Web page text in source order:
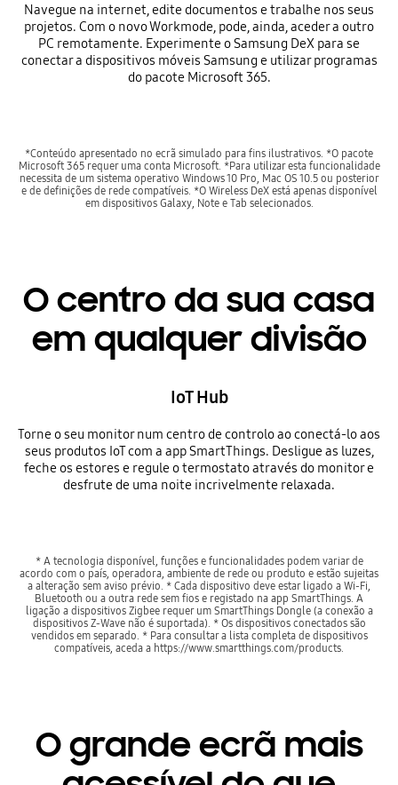
Navegue na internet, edite documentos e trabalhe nos seus
projetos. Com o novo Workmode, pode, ainda, aceder a outro
PC remotamente. Experimente o Samsung DeX para se
conectar a dispositivos móveis Samsung e utilizar programas
do pacote Microsoft 365.
*Conteúdo apresentado no ecrã simulado para fins ilustrativos. *O pacote
Microsoft 365 requer uma conta Microsoft. *Para utilizar esta funcionalidade
necessita de um sistema operativo Windows 10 Pro, Mac OS 10.5 ou posterior
e de definições de rede compatíveis. *O Wireless DeX está apenas disponível
em dispositivos Galaxy, Note e Tab selecionados.
O centro da sua casa
em qualquer divisão
IoT Hub
Torne o seu monitor num centro de controlo ao conectá-lo aos
seus produtos IoT com a app SmartThings. Desligue as luzes,
feche os estores e regule o termostato através do monitor e
desfrute de uma noite incrivelmente relaxada.
* A tecnologia disponível, funções e funcionalidades podem variar de
acordo com o país, operadora, ambiente de rede ou produto e estão sujeitas
a alteração sem aviso prévio. * Cada dispositivo deve estar ligado a Wi-Fi,
Bluetooth ou a outra rede sem fios e registado na app SmartThings. A
ligação a dispositivos Zigbee requer um SmartThings Dongle (a conexão a
dispositivos Z-Wave não é suportada). * Os dispositivos conectados são
vendidos em separado. * Para consultar a lista completa de dispositivos
compatíveis, aceda a https://www.smartthings.com/products.
O grande ecrã mais